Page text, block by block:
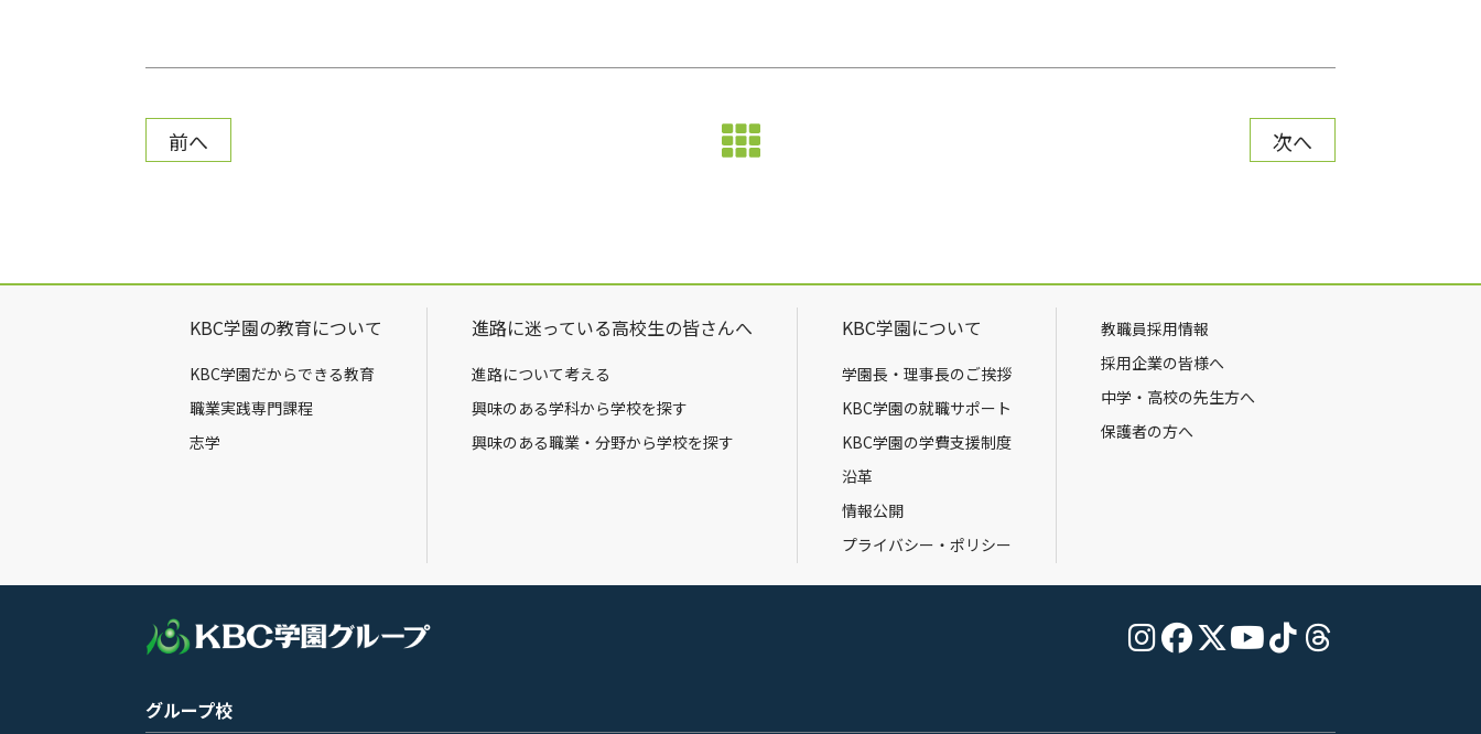
前へ 次へ
KBC学園の教育について
KBC学園だからできる教育
職業実践専門課程
志学
進路に迷っている高校生の皆さんへ
進路について考える
興味のある学科から学校を探す
興味のある職業・分野から学校を探す
KBC学園について
学園長・理事長のご挨拶
KBC学園の就職サポート
KBC学園の学費支援制度
沿革
情報公開
プライバシー・ポリシー
教職員採用情報
採用企業の皆様へ
中学・高校の先生方へ
保護者の方へ
グループ校